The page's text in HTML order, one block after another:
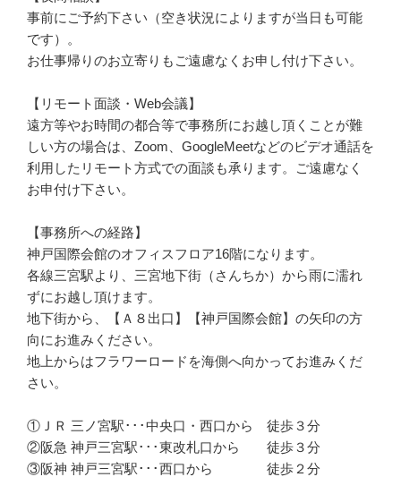
事前にご予約下さい（空き状況によりますが当日も可能
です）。
お仕事帰りのお立寄りもご遠慮なくお申し付け下さい。
【リモート面談・Web会議】
遠方等やお時間の都合等で事務所にお越し頂くことが難
しい方の場合は、Zoom、GoogleMeetなどのビデオ通話を
利用したリモート方式での面談も承ります。ご遠慮なく
お申付け下さい。
【事務所への経路】
神戸国際会館のオフィスフロア16階になります。
各線三宮駅より、三宮地下街（さんちか）から雨に濡れ
ずにお越し頂けます。
地下街から、【Ａ８出口】【神戸国際会館】の矢印の方
向にお進みください。
地上からはフラワーロードを海側へ向かってお進みくだ
さい。
①ＪＲ 三ノ宮駅･･･中央口・西口から 徒歩３分
②阪急 神戸三宮駅･･･東改札口から 徒歩３分
③阪神 神戸三宮駅･･･西口から 徒歩２分